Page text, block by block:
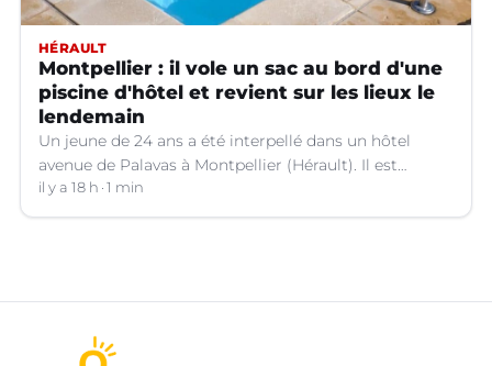
HÉRAULT
Montpellier : il vole un sac au bord d'une
piscine d'hôtel et revient sur les lieux le
lendemain
Un jeune de 24 ans a été interpellé dans un hôtel
avenue de Palavas à Montpellier (Hérault). Il est
suspecté d'avoir volé le sac d'une cliente.
il y a 18 h 1 min